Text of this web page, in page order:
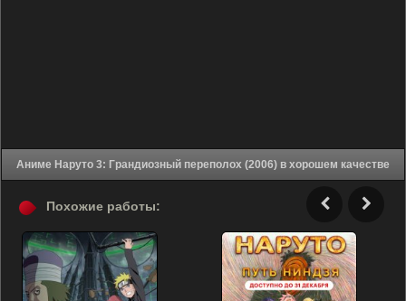
Аниме Наруто 3: Грандиозный переполох (2006) в хорошем качестве
Похожие работы: